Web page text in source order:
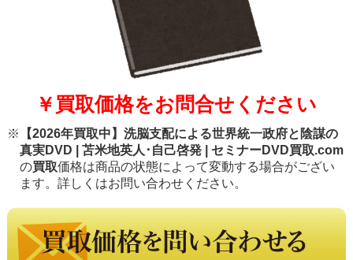
￥買取価格をお問合せください
※
【2026年買取中】洗脳支配による世界統一政府と陰謀の
真実DVD | 苫米地英人･自己啓発 | セミナーDVD買取.com
の買取価格は商品の状態によって変動する場合がござい
ます。詳しくはお問い合わせください。